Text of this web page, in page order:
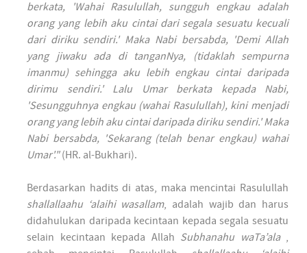
berkata, 'Wahai Rasulullah, sungguh engkau adalah
orang yang lebih aku cintai dari segala sesuatu kecuali
dari diriku sendiri.' Maka Nabi bersabda, 'Demi Allah
yang jiwaku ada di tanganNya, (tidaklah sempurna
imanmu) sehingga aku lebih engkau cintai daripada
dirimu sendiri.' Lalu Umar berkata kepada Nabi,
'Sesungguhnya engkau (wahai Rasulullah), kini menjadi
orang yang lebih aku cintai daripada diriku sendiri.' Maka
Nabi bersabda, 'Sekarang (telah benar engkau) wahai
Umar'."(HR. al-Bukhari).
Berdasarkan hadits di atas, maka mencintai Rasulullah
shallallaahu ‘alaihi wasallam, adalah wajib dan harus
didahulukan daripada kecintaan kepada segala sesuatu
selain kecintaan kepada Allah Subhanahu waTa’ala,